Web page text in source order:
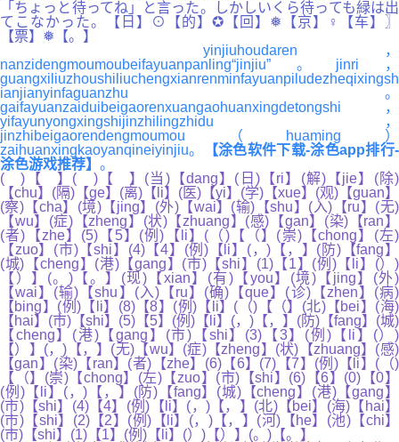
「ちょっと待ってね」と言った。しかしいくら待っても緑は出
てこなかった。【日】⊙【的】✪【回】❅【京】♀【车】〗
【票】❅【。】
yinjiuhoudaren，
nanzidengmoumoubeifayuanpanling“jinjiu”。jinri，
guangxiliuzhoushiliuchengxianrenminfayuanpiludezheqixingsh
ianjianyinfaguanzhu。
gaifayuanzaiduibeigaorenxuangaohuanxingdetongshi，
yifayunyongxingshijinzhilingzhidu，
jinzhibeigaorendengmoumou（huaming）
zaihuanxingkaoyanqineiyinjiu。
【涂色软件下载-涂色app排行-
涂色游戏推荐】 。
( )【 】( )【 】(当)【dang】(日)【ri】(解)【jie】(除)
【chu】(隔)【ge】(离)【li】(医)【yi】(学)【xue】(观)【guan】
(察)【cha】(境)【jing】(外)【wai】(输)【shu】(入)【ru】(无)
【wu】(症)【zheng】(状)【zhuang】(感)【gan】(染)【ran】
(者)【zhe】(5)【5】(例)【li】(（)【（】(崇)【chong】(左)
【zuo】(市)【shi】(4)【4】(例)【li】(，)【，】(防)【fang】
(城)【cheng】(港)【gang】(市)【shi】(1)【1】(例)【li】(）)
【）】(。)【。】(现)【xian】(有)【you】(境)【jing】(外)
【wai】(输)【shu】(入)【ru】(确)【que】(诊)【zhen】(病)
【bing】(例)【li】(8)【8】(例)【li】(（)【（】(北)【bei】(海)
【hai】(市)【shi】(5)【5】(例)【li】(，)【，】(防)【fang】(城)
【cheng】(港)【gang】(市)【shi】(3)【3】(例)【li】(）)
【）】(，)【，】(无)【wu】(症)【zheng】(状)【zhuang】(感)
【gan】(染)【ran】(者)【zhe】(6)【6】(7)【7】(例)【li】(（)
【（】(崇)【chong】(左)【zuo】(市)【shi】(6)【6】(0)【0】
(例)【li】(，)【，】(防)【fang】(城)【cheng】(港)【gang】
(市)【shi】(4)【4】(例)【li】(，)【，】(北)【bei】(海)【hai】
(市)【shi】(2)【2】(例)【li】(，)【，】(河)【he】(池)【chi】
(市)【shi】(1)【1】(例)【li】(）)【）】(。)【。】